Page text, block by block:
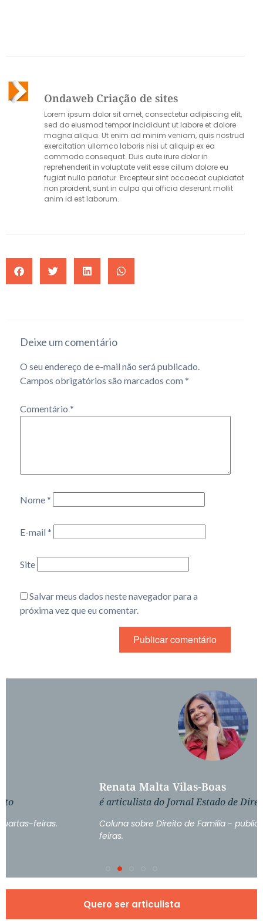
Ondaweb Criação de sites
Lorem ipsum dolor sit amet, consectetur adipiscing elit,
sed do eiusmod tempor incididunt ut labore et dolore
magna aliqua. Ut enim ad minim veniam, quis nostrud
exercitation ullamco laboris nisi ut aliquip ex ea
commodo consequat. Duis aute irure dolor in
reprehenderit in voluptate velit esse cillum dolore eu
fugiat nulla pariatur. Excepteur sint occaecat cupidatat
non proident, sunt in culpa qui officia deserunt mollit
anim id est laborum.
Deixe um comentário
O seu endereço de e-mail não será publicado.
Campos obrigatórios são marcados com *
Comentário *
Nome*
E-mail *
Site
Salvar meus dados neste navegador para a
próxima vez que eu comentar.
Coluna sobre Direito de Família - publicada às terças-
Renata Malta Vilas-Boas
é articulista do Jornal Estado de Direito
Quero ser articulista